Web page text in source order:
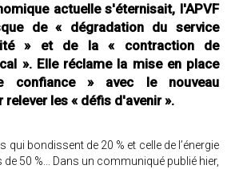
actuelle s'éternisait, l'APVF
de « dégradation du service
» et de la « contraction de
». Elle réclame la mise en place
» avec le nouveau
les « défis d'avenir ».
qui bondissent de 20 % et celle de l’énergie
50 %... Dans un communiqué publié hier,